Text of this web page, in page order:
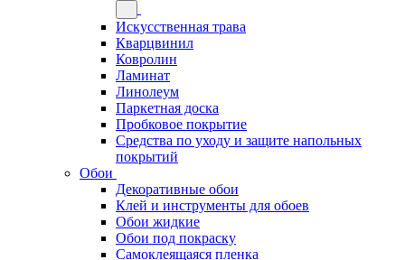
Искусственная трава
Кварцвинил
Ковролин
Ламинат
Линолеум
Паркетная доска
Пробковое покрытие
Средства по уходу и защите напольных
покрытий
Обои
Декоративные обои
Клей и инструменты для обоев
Обои жидкие
Обои под покраску
Самоклеящаяся пленка